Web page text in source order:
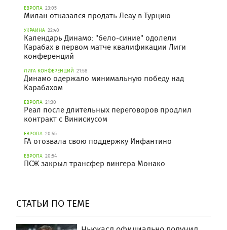
ЕВРОПА 23:05
Милан отказался продать Леау в Турцию
УКРАИНА 22:40
Календарь Динамо: "бело-синие" одолели
Карабах в первом матче квалификации Лиги
конференций
ЛИГА КОНФЕРЕНЦИЙ 21:58
Динамо одержало минимальную победу над
Карабахом
ЕВРОПА 21:30
Реал после длительных переговоров продлил
контракт с Винисиусом
ЕВРОПА 20:55
FA отозвала свою поддержку Инфантино
ЕВРОПА 20:54
ПСЖ закрыл трансфер вингера Монако
СТАТЬИ ПО ТЕМЕ